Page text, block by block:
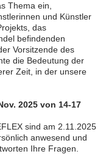
Thema ein,
und Künstler
das
befindenden
Vorsitzende des
die Bedeutung der
Zeit, in der unsere
2025 von 14-17
sind am 2.11.2025
anwesend und
Ihre Fragen.